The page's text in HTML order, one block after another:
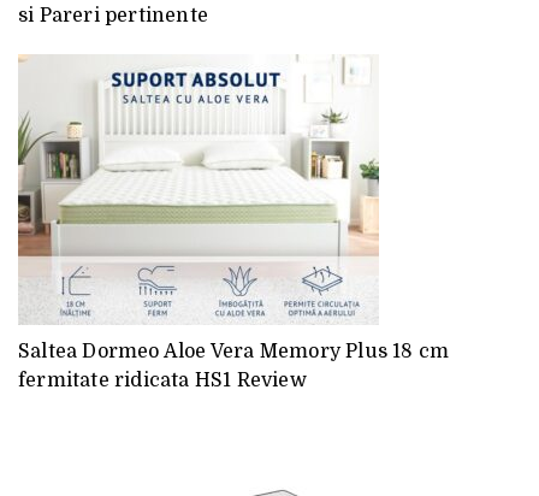
si Pareri pertinente
Saltea Dormeo Aloe Vera Memory Plus 18 cm
fermitate ridicata HS1 Review